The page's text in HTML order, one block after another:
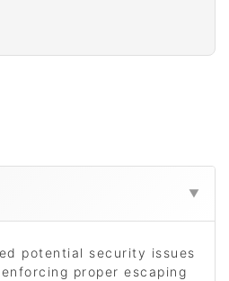
▼
potential security issues
proper escaping